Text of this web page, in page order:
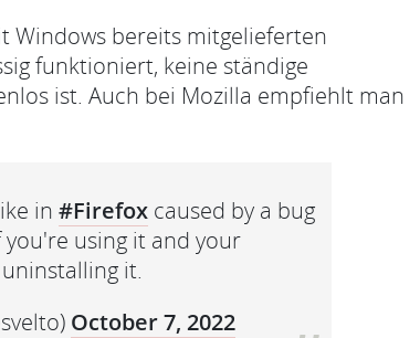
Windows bereits mitgelieferten
funktioniert, keine ständige
ist. Auch bei Mozilla empfiehlt man
in #Firefox caused by a bug
using it and your
it.
October 7, 2022